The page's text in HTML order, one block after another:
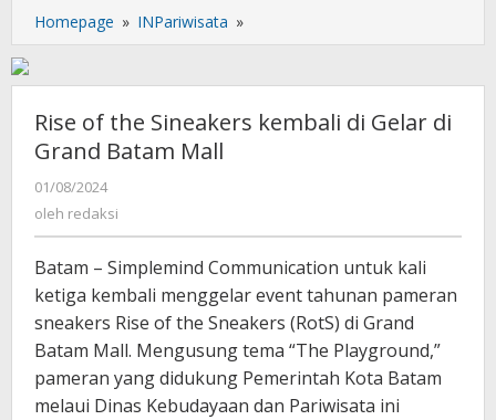
Homepage » INPariwisata »
of
Sineakers
kembali
di
Rise of the Sineakers kembali di Gelar di
Grand Batam Mall
01/08/2024
redaksi
oleh redaksi
Batam – Simplemind Communication untuk kali
ketiga kembali menggelar event tahunan pameran
sneakers Rise of the Sneakers (RotS) di Grand
Batam Mall. Mengusung tema “The Playground,”
pameran yang didukung Pemerintah Kota Batam
melaui Dinas Kebudayaan dan Pariwisata ini